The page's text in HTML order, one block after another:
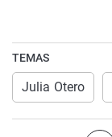
TEMAS
Julia Otero